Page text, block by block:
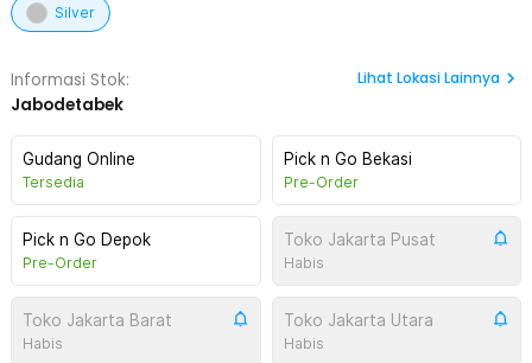
Silver
Informasi Stok:
Jabodetabek
Lihat Lokasi Lainnya
Gudang Online
Tersedia
Pick n Go Bekasi
Pre-Order
Pick n Go Depok
Pre-Order
Toko Jakarta Pusat
Habis
Toko Jakarta Barat
Habis
Toko Jakarta Utara
Habis